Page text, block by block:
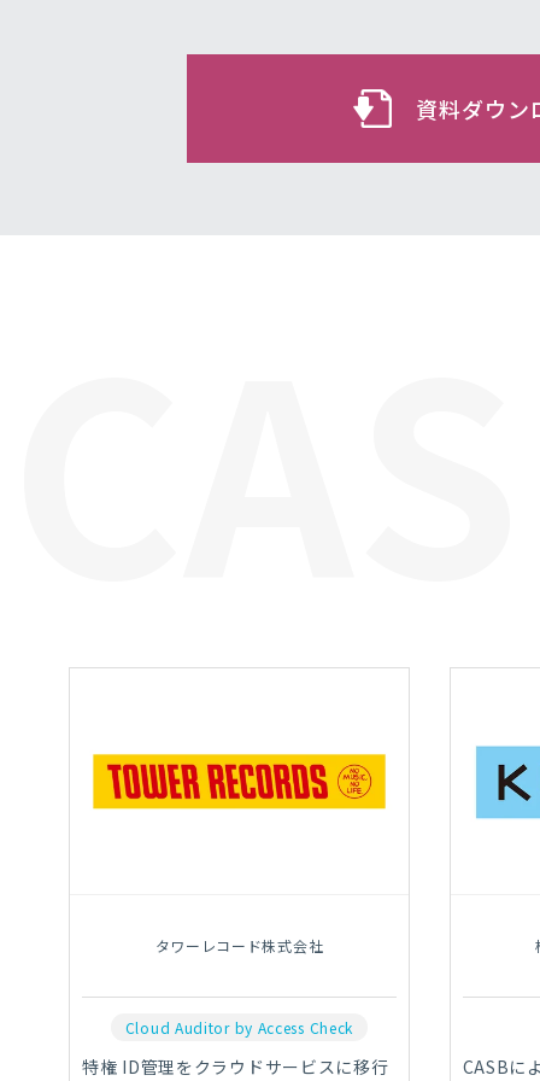
資料ダウン
タワーレコード株式会社
Cloud Auditor by Access Check
特権 ID管理をクラウドサービスに移行 CASBに